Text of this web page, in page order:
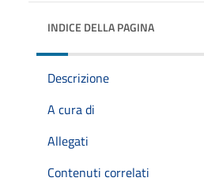
INDICE DELLA PAGINA
Descrizione
A cura di
Allegati
Contenuti correlati